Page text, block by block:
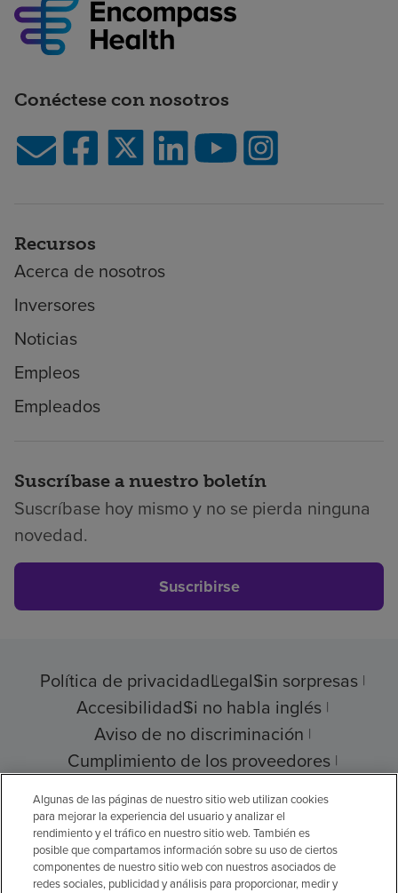
Conéctese con nosotros
Recursos
Acerca de nosotros
Inversores
Noticias
Empleos
Empleados
Suscríbase a nuestro boletín
Suscríbase hoy mismo y no se pierda ninguna
novedad.
Suscribirse
Política de privacidadLegalSin sorpresas
AccesibilidadSi no habla inglés
Aviso de no discriminación
Cumplimiento de los proveedores
Transparencia de precios
© 2026 Encompass Health Corporation
Algunas de las páginas de nuestro sitio web utilizan cookies
para mejorar la experiencia del usuario y analizar el
rendimiento y el tráfico en nuestro sitio web. También es
posible que compartamos información sobre su uso de ciertos
componentes de nuestro sitio web con nuestros asociados de
redes sociales, publicidad y análisis para proporcionar, medir y